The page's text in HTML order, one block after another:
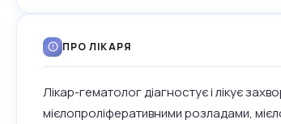
ПРО ЛІКАРЯ
Лікар-гематолог діагностує і лікує
мієлопроліферативними розладами,